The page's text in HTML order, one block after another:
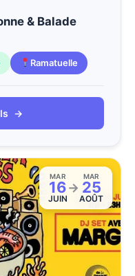
& Balade
Ramatuelle
→
MAR
16
JUIN
→
MAR
25
AOÛT